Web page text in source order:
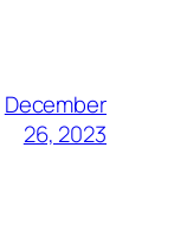
December
26, 2023